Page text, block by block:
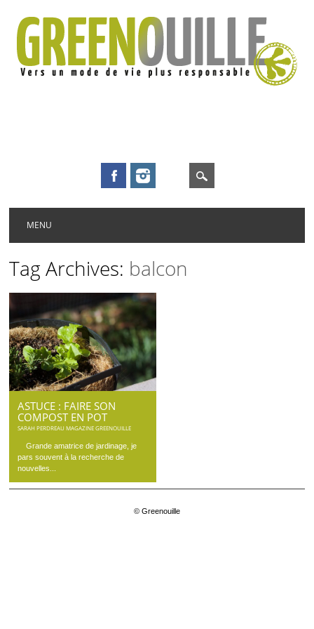
Main menu
MENU
Tag Archives: balcon
ASTUCE : FAIRE SON
COMPOST EN POT
SARAH PERDREAU MAGAZINE GREENOUILLE
Grande amatrice de jardinage, je
pars souvent à la recherche de
nouvelles...
© Greenouille